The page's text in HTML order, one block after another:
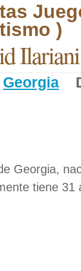
)
Ilariani
Georgia
Georgia,
tiene 31